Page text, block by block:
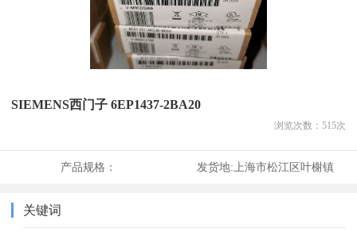
SIEMENS西门子 6EP1437-2BA20
浏览次数： 515次
产品规格： 发货地: 上海市松江区叶榭镇
关键词